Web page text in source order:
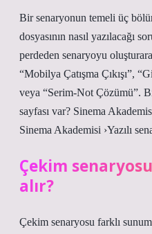
Bir senaryonun temeli üç
dosyasının nasıl yazılacağı
perdeden senaryoyu
“Mobilya Çatışma Çıkışı”,
veya “Serim-Not Çözümü”.
sayfası var? Sinema
Sinema Akademisi ›Yazılı
Çekim
alır?
Çekim senaryosu farklı